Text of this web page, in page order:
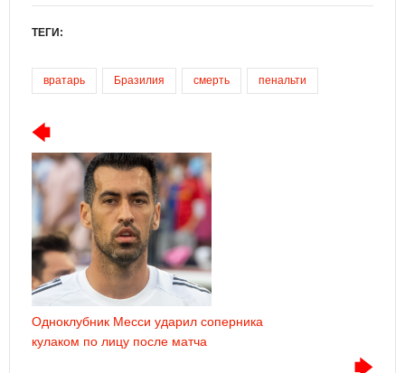
ТЕГИ:
вратарь Бразилия смерть пенальти
Одноклубник Месси ударил соперника
кулаком по лицу после матча